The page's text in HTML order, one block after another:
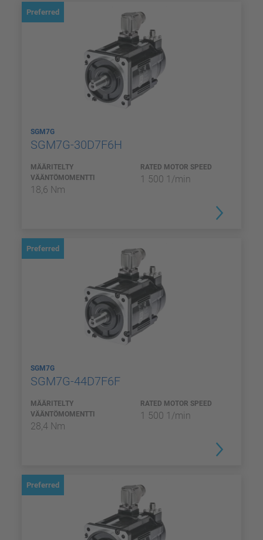
Preferred
SGM7G
SGM7G-30D7F6H
MÄÄRITELTY
VÄÄNTÖMOMENTTI
18,6 Nm
RATED MOTOR SPEED
1 500 1/min
Preferred
SGM7G
SGM7G-44D7F6F
MÄÄRITELTY
VÄÄNTÖMOMENTTI
28,4 Nm
RATED MOTOR SPEED
1 500 1/min
Preferred